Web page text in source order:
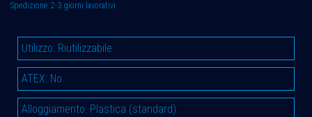
Spedizione: 2-3 giorni lavorativi
Utilizzo: Riutilizzabile
ATEX: No
Alloggiamento: Plastica (standard)